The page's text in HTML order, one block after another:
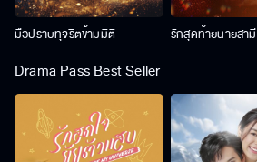
มือปราบทุจริตข้ามมิติ รักสุดท้ายนายสามี
Drama Pass Best Seller